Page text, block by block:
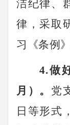
洁纪律、
律，采取
习《条例
4.做
月）。 党
日等形式